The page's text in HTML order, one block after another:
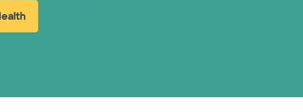
nueva)